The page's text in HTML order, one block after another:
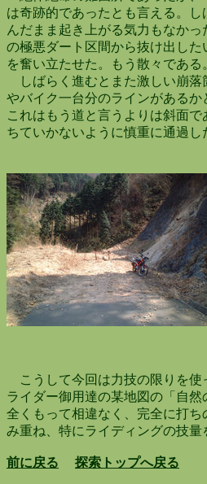
は奇跡的であったとも言える。し
んだまま起き上がる気力もなかっ
の極悪ダート区間から抜け出した
を奮い立たせた。もう散々である
しばらく進むとまた激しい崩落
やバイク一台分のラインがあるか
これはもう道と言うよりは斜面
ちていかないように慎重に通過し
こうして今回は力技の限りを使
ライダー御用達の某地図の 「自
全くもって相違なく、完全に打
み重ね、特にライディングの
前に戻る 探索トップへ戻る